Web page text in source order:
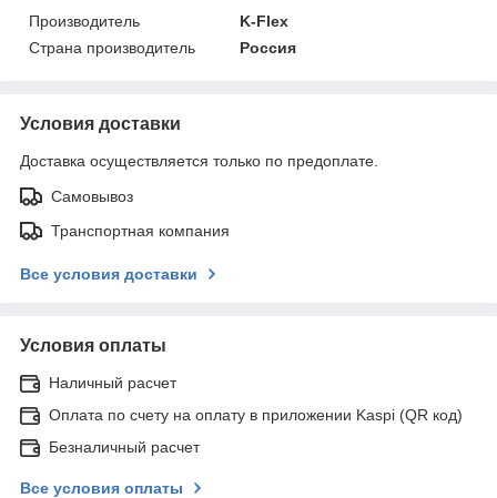
Производитель
K-Flex
Страна производитель
Россия
Условия доставки
Доставка осуществляется только по предоплате.
Самовывоз
Транспортная компания
Все условия доставки
Условия оплаты
Наличный расчет
Оплата по счету на оплату в приложении Kaspi (QR код)
Безналичный расчет
Все условия оплаты